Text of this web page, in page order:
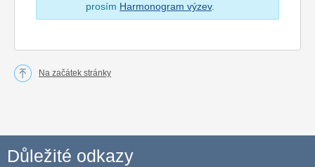
prosím Harmonogram výzev.
Na začátek stránky
Důležité odkazy